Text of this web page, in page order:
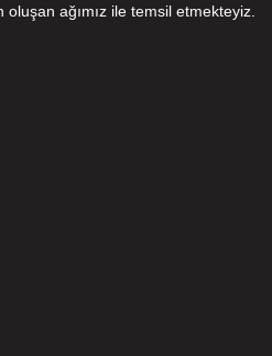
ağımız ile temsil etmekteyiz.